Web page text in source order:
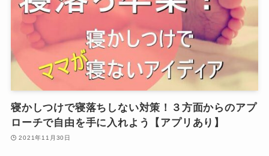
寝かしつけで寝落ちしない対策！３方面からのアプ
ローチで自由を手に入れよう【アプリあり】
2021年11月30日